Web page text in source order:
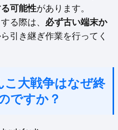
可能性があります。
る際は、 必ず古い端末か
引き継ぎ作業を行ってく
大戦争はなぜ終
ですか？